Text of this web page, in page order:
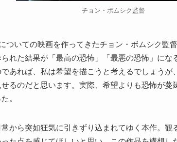
チョン・ボムシク監督
ついての映画を作ってきたチョン・ボムシク監
れた結果が「最高の恐怖」「最悪の恐怖」に
あれば、私は希望を描こうと考えるでしょう
るのだと思います。実際、希望よりも恐怖が
。
から突如狂気に引きずり込まれてゆく本作。観